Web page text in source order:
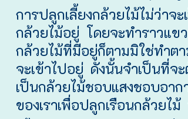
การปลูกเลี้ยงกล้วยไม้ไม่ว่า
กล้วยไม้อยู่ โดยจะทำราวแข
กล้วยไม้ที่มีอยู่ก็ตามมิใช่ทำตา
จะเข้าไปอยู่ ดังนั้นจำเป็นที่จ
เป็นกล้วยไม้ชอบแสงชอบอา
ของเราเพื่อปลูกเรือนกล้วยไ